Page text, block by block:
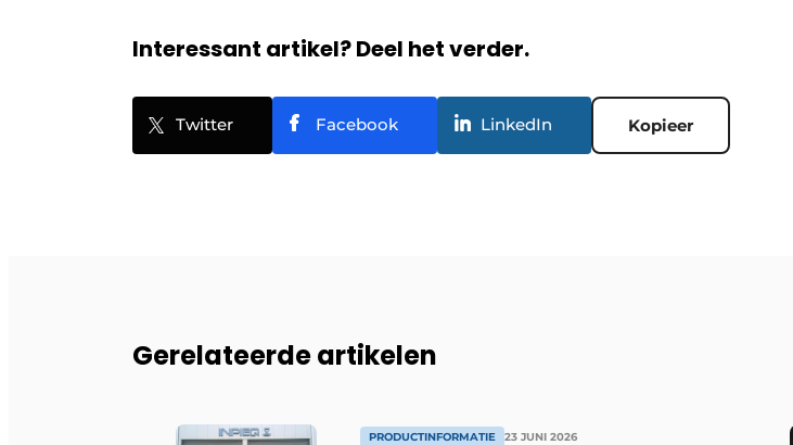
Interessant artikel? Deel het verder.
Twitter Facebook LinkedIn Kopieer
Gerelateerde artikelen
PRODUCTINFORMATIE 23 JUNI 2026